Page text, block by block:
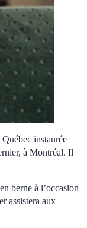
instaurée
à Montréal. Il
berne à l’occasion
assistera aux